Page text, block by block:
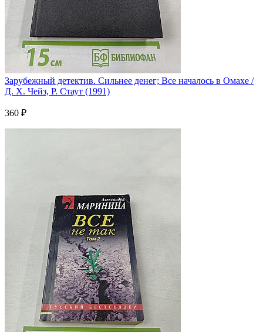
Зарубежный детектив. Сильнее денег; Все началось в Омахе /
Д. Х. Чейз, Р. Стаут (1991)
360 ₽